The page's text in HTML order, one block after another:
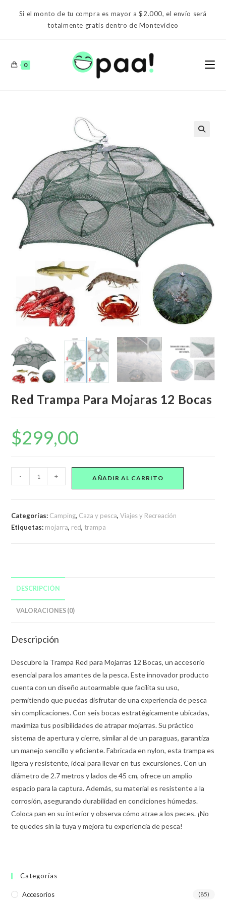
Si el monto de tu compra es mayor a $2.000, el envío será
totalmente gratis dentro de Montevideo
0
Red Trampa Para Mojaras 12 Bocas
$299,00
Trampa
12
- + AÑADIR AL CARRITO
Categorías: Camping, Caza y pesca,Viajes y Recreación
Etiquetas: mojarra, red, trampa
DESCRIPCIÓN
VALORACIONES (0)
Descripción
Descubre la Trampa Red para Mojarras 12 Bocas, un accesorio
esencial para los amantes de la pesca. Este innovador producto
cuenta con un diseño autoarmable que facilita su uso,
permitiendo que puedas disfrutar de una experiencia de pesca
sin complicaciones. Con seis bocas estratégicamente ubicadas,
maximiza tus posibilidades de atrapar mojarras. Su práctico
sistema de apertura y cierre, similar al de un paraguas, garantiza
un manejo sencillo y eficiente. Fabricada en nylon, esta trampa es
ligera y resistente, ideal para llevar en tus excursiones. Con un
diámetro de 2.7 metros y lados de 45 cm, ofrece un amplio
espacio para la captura. Además, su material es resistente a la
corrosión, asegurando durabilidad en condiciones húmedas.
Coloca pan en su interior y observa cómo atrae a los peces. ¡No
te quedes sin la tuya y mejora tu experiencia de pesca!
Categorías
Accesorios (85)